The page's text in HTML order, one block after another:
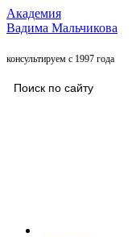
Академия
Вадима Мальчикова
консультируем с 1997 года